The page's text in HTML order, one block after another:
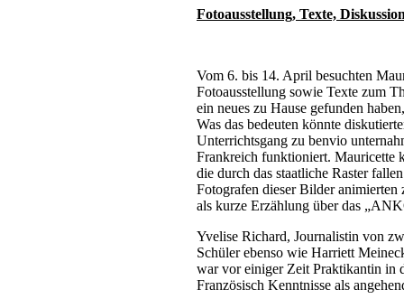
Fotoausstellung, Texte,
Vom 6. bis 14. April besuchten
Fotoausstellung sowie Texte zum
ein neues zu Hause gefunden
Was das bedeuten könnte
Unterrichtsgang zu benvio
Frankreich funktioniert. Mauricette
die durch das staatliche Raster
Fotografen dieser Bilder animierten
als kurze Erzählung über das
Yvelise Richard, Journalistin von
Schüler ebenso wie Harriett
war vor einiger Zeit Praktikantin in
Französisch Kenntnisse als